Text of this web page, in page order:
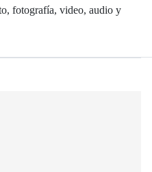
fotografía, video, audio y